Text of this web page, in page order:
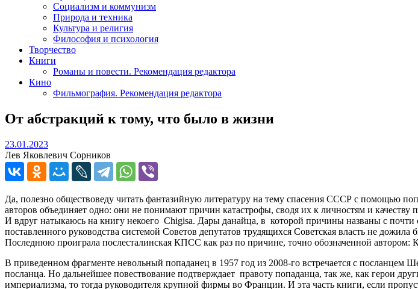
Социализм и коммунизм
Природа и техника
Культура и религия
Философия и психология
Творчество
Книги
Романы и повести. Рекомендация редактора
Кино
Фильмография. Рекомендация редактора
От абстракций к тому, что было в жизни
23.01.202323.01.2023
Лев Яковлевич Сорников
Да, полезно обществоведу читать фантазийную литературу на тему спасения СССР с помощью
авторов объединяет одно: они не понимают причин катастрофы, сводя их к личностям и
И вдруг натыкаюсь на книгу некоего Chigisа. Дары данайца, в которой причины названы с
поставленного руководства системой Советов депутатов трудящихся Советская власть не
Последнюю проиграла послесталинская КПСС как раз по причине, точно обозначенной автором:
В приведенном фрагменте невольный попаданец в 1957 год из 2008-го встречается с посланцем
посланца. Но дальнейшее повествование подтверждает правоту попаданца, так же, как герои
империализма, то тогда руководителя крупной фирмы во Франции. И эта часть книги, если